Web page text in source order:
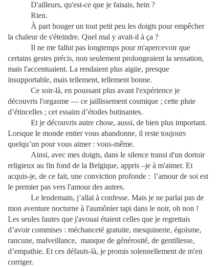
D'ailleurs, qu'est-ce que je faisais, hein ?
Rien.
À part bouger un tout petit peu les doigts pour empêcher
la chaleur de s'éteindre. Quel mal y avait-il à ça ?
Il ne me fallut pas longtemps pour m'apercevoir que
certains gestes précis, non seulement prolongeaient la sensation,
mais l'accentuaient. La rendaient plus aigüe, presque
insupportable, mais tellement, tellement bonne.
Ce soir-là, en poussant plus avant l'expérience je
découvris l'orgasme — ce jaillissement cosmique ; cette pluie
d’étincelles ; cet essaim d’étoiles butinantes.
Et je découvris autre chose, aussi, de bien plus important.
Lorsque le monde entier vous abandonne, il reste toujours
quelqu’un pour vous aimer : vous-même.
Ainsi, avec mes doigts, dans le silence transi d'un dortoir
religieux au fin fond de la Belgique, appris –je à m'aimer. Et
acquis-je, de ce fait, une conviction profonde : l’amour de soi est
le premier pas vers l'amour des autres.
Le lendemain, j’allai à confesse. Mais je ne parlai pas de
mon aventure nocturne à l'aumônier tapi dans le noir, oh non !
Les seules fautes que j'avouai étaient celles que je regrettais
d’avoir commises : méchanceté gratuite, mesquinerie, égoïsme,
rancune, malveillance, manque de générosité, de gentillesse,
d’empathie. Et ces défauts-là, je promis solennellement de m'en
corriger.